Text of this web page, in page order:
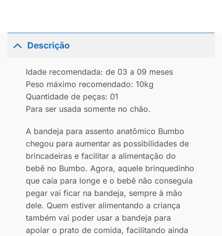
Descrição
Idade recomendada: de 03 a 09 meses
Peso máximo recomendado: 10kg
Quantidade de peças: 01
Para ser usada somente no chão.
A bandeja para assento anatômico Bumbo
chegou para aumentar as possibilidades de
brincadeiras e facilitar a alimentação do
bebê no Bumbo. Agora, aquele brinquedinho
que caía para longe e o bebê não conseguia
pegar vai ficar na bandeja, sempre à mão
dele. Quem estiver alimentando a criança
também vai poder usar a bandeja para
apoiar o prato de comida, facilitando ainda